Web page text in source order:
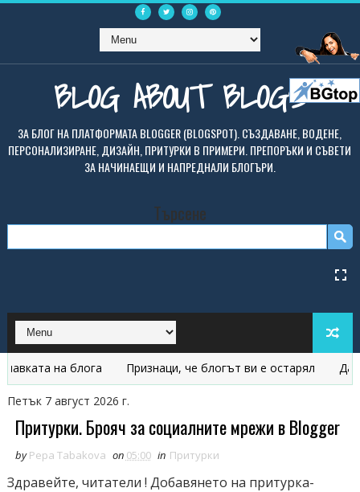
BLOG ABOUT BLOGS
ЗА БЛОГ НА ПЛАТФОРМАТА BLOGGER (BLOGSPOT). СЪЗДАВАНЕ, ВОДЕНЕ,
ПЕРСОНАЛИЗИРАНЕ, ДИЗАЙН, ПРИТУРКИ В ПРИМЕРИ. ПРЕПОРЪКИ И СЪВЕТИ
ЗА НАЧИНАЕЩИ И НАПРЕДНАЛИ БЛОГЪРИ.
Търсене
на блога Признаци, че блогът ви е остарял Да
Петък 7 август 2026 г.
Притурки. Брояч за социалните мрежи в Blogger
by Pepa Tabakova on 05:00 in Притурки
Здравейте, читатели ! Добавянето на притурка-